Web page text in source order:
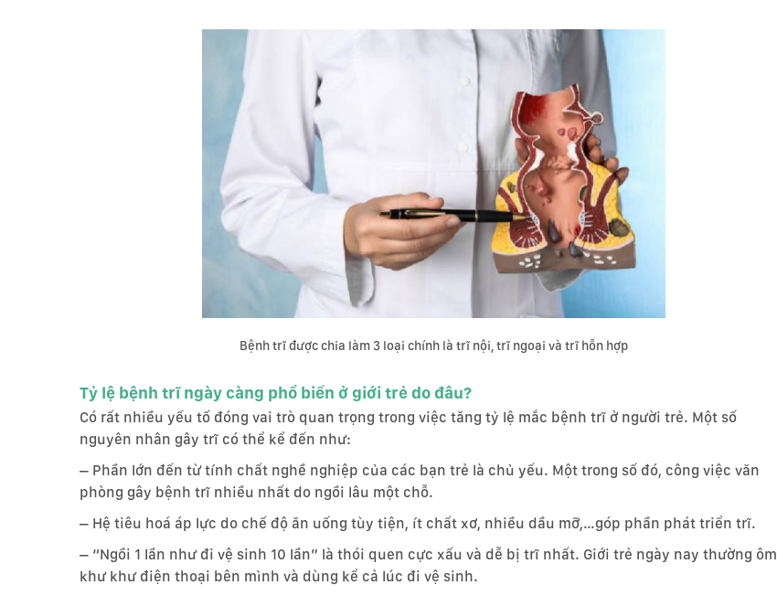
Bệnh trĩ được chia làm 3 loại chính là trĩ nội, trĩ ngoại và trĩ hỗn hợp
Tỷ lệ bệnh trĩ ngày càng phổ biến ở giới trẻ do đâu?
Có rất nhiều yếu tố đóng vai trò quan trọng trong việc tăng tỷ lệ mắc bệnh trĩ ở người trẻ. Một số
nguyên nhân gây trĩ có thể kể đến như:
– Phần lớn đến từ tính chất nghề nghiệp của các bạn trẻ là chủ yếu. Một trong số đó, công việc văn
phòng gây bệnh trĩ nhiều nhất do ngồi lâu một chỗ.
– Hệ tiêu hoá áp lực do chế độ ăn uống tùy tiện, ít chất xơ, nhiều dầu mỡ,…góp phần phát triển trĩ.
– “Ngồi 1 lần như đi vệ sinh 10 lần” là thói quen cực xấu và dễ bị trĩ nhất. Giới trẻ ngày nay thường ôm
khư khư điện thoại bên mình và dùng kể cả lúc đi vệ sinh.